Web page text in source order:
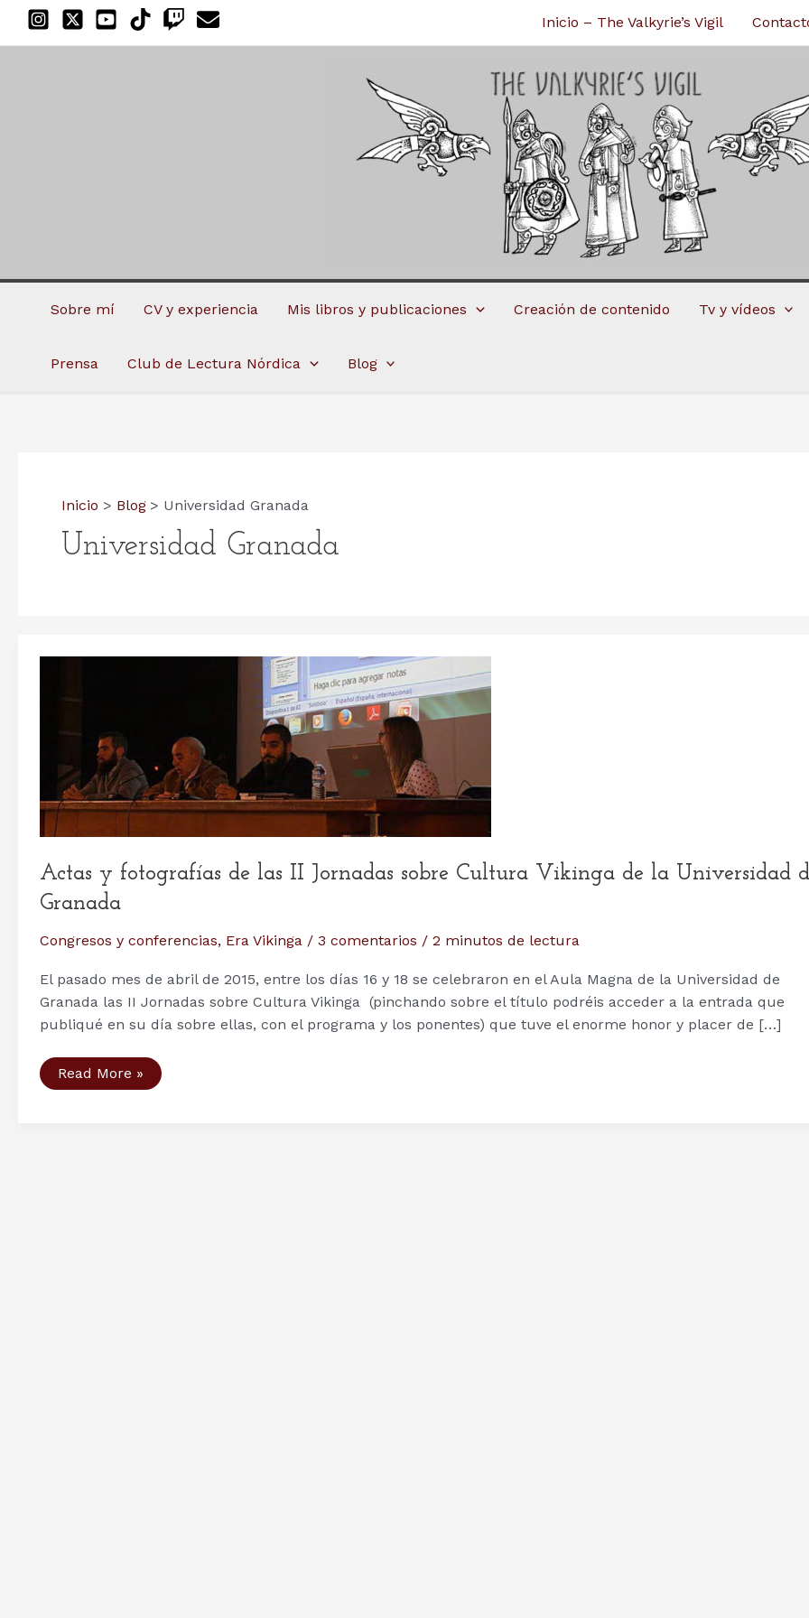
Inicio – The Valkyrie’s Vigil
Sobre mí CV y experiencia Mis libros y publicaciones Creación de contenido Tv y vídeos
Prensa Club de Lectura Nórdica Blog
Inicio Blog Universidad Granada
Universidad Granada
Actas y fotografías de las II Jornadas sobre Cultura Vikinga de la Universidad
Granada
Congresos y conferencias, Era Vikinga / 3 comentarios / 2 minutos de lectura
El pasado mes de abril de 2015, entre los días 16 y 18 se celebraron en el Aula Magna de la Universidad de
Granada las II Jornadas sobre Cultura Vikinga (pinchando sobre el título podréis acceder a la entrada que
publiqué en su día sobre ellas, con el programa y los ponentes) que tuve el enorme honor y placer de […]
Actas
y
Read More »